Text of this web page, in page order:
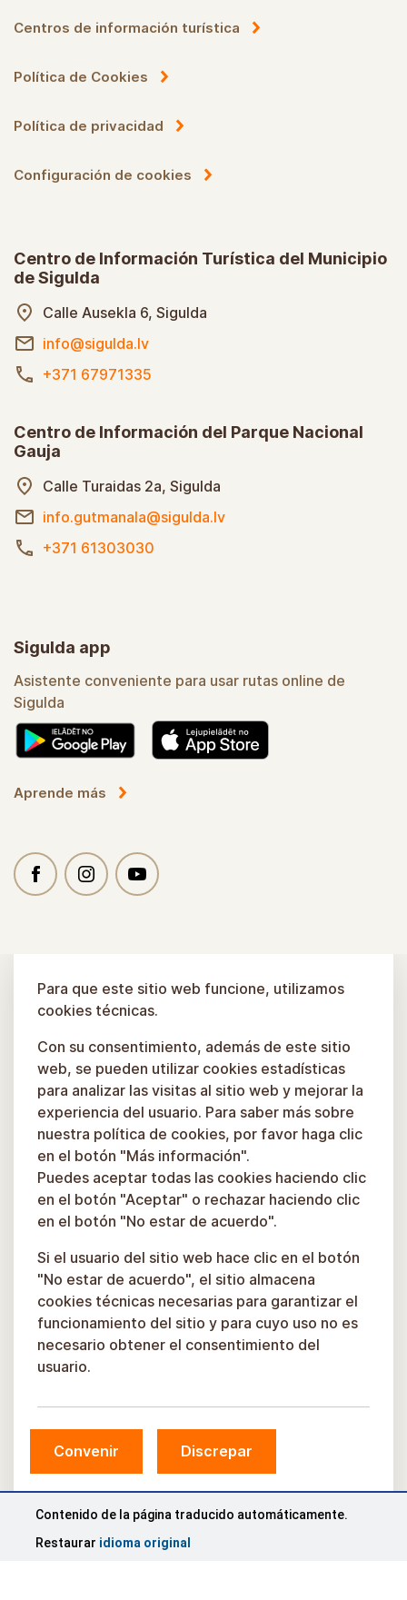
Centros de información turística
Política de Cookies
Política de privacidad
Configuración de cookies
Centro de Información Turística del Municipio
de Sigulda
Calle Ausekla 6, Sigulda
info@sigulda.lv
+371 67971335
Centro de Información del Parque Nacional
Gauja
Calle Turaidas 2a, Sigulda
info.gutmanala@sigulda.lv
+371 61303030
Sigulda app
Asistente conveniente para usar rutas online de
Sigulda
Aprende más
© Municipio de Sigulda, 2026.
Desarrollado por COSMODROME
Para que este sitio web funcione, utilizamos
cookies técnicas.
Con su consentimiento, además de este sitio
web, se pueden utilizar cookies estadísticas
para analizar las visitas al sitio web y mejorar la
experiencia del usuario. Para saber más sobre
nuestra política de cookies, por favor haga clic
en el botón "Más información".
Puedes aceptar todas las cookies haciendo clic
en el botón "Aceptar" o rechazar haciendo clic
en el botón "No estar de acuerdo".
Si el usuario del sitio web hace clic en el botón
"No estar de acuerdo", el sitio almacena
cookies técnicas necesarias para garantizar el
funcionamiento del sitio y para cuyo uso no es
necesario obtener el consentimiento del
usuario.
Convenir Discrepar
Contenido de la página traducido automáticamente.
Restaurar idioma original